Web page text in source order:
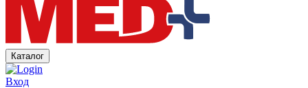
Каталог
Вход